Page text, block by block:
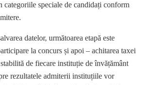
categoriile speciale de candidați conform
datelor, următoarea etapă este
la concurs și apoi – achitarea taxei
de fiecare instituție de învățământ
rezultatele admiterii instituțiile vor